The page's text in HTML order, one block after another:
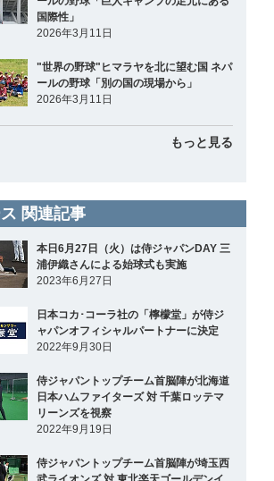
国際性」
2026年3月11日
"世界の野球"ヒマラヤを北に望む国 ネパ
ールの野球「別の国の現場から」
2026年3月11日
もっと見る
関連記事
本日6月27日（火）は侍ジャパンDAY 三
浦伊織さんによる始球式も実施
2023年6月27日
日本コカ･コーラ社の「檸檬堂」が侍ジ
ャパンオフィシャルパートナーに決定
2022年9月30日
侍ジャパントップチーム首脳陣が北海道
日本ハムファイターズ 対 千葉ロッテマ
リーンズを視察
2022年9月19日
侍ジャパントップチーム首脳陣が埼玉西